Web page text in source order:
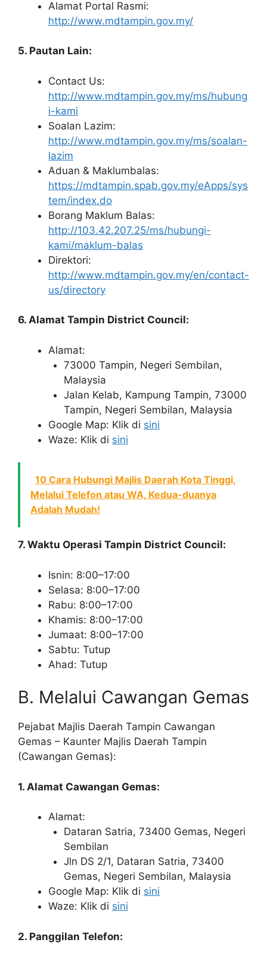
Alamat Portal Rasmi:
http://www.mdtampin.gov.my/
5. Pautan Lain:
Contact Us:
http://www.mdtampin.gov.my/ms/hubung
i-kami
Soalan Lazim:
http://www.mdtampin.gov.my/ms/soalan-
lazim
Aduan & Maklumbalas:
https://mdtampin.spab.gov.my/eApps/sys
tem/index.do
Borang Maklum Balas:
http://103.42.207.25/ms/hubungi-
kami/maklum-balas
Direktori:
http://www.mdtampin.gov.my/en/contact-
us/directory
6. Alamat Tampin District Council:
Alamat:
73000 Tampin, Negeri Sembilan,
Malaysia
Jalan Kelab, Kampung Tampin, 73000
Tampin, Negeri Sembilan, Malaysia
Google Map: Klik di sini
Waze: Klik di sini
10 Cara Hubungi Majlis Daerah Kota Tinggi,
Melalui Telefon atau WA, Kedua-duanya
Adalah Mudah!
7. Waktu Operasi Tampin District Council:
Isnin: 8:00–17:00
Selasa: 8:00–17:00
Rabu: 8:00–17:00
Khamis: 8:00–17:00
Jumaat: 8:00–17:00
Sabtu: Tutup
Ahad: Tutup
B. Melalui Cawangan Gemas
Pejabat Majlis Daerah Tampin Cawangan
Gemas – Kaunter Majlis Daerah Tampin
(Cawangan Gemas):
1. Alamat Cawangan Gemas:
Alamat:
Dataran Satria, 73400 Gemas, Negeri
Sembilan
Jln DS 2/1, Dataran Satria, 73400
Gemas, Negeri Sembilan, Malaysia
Google Map: Klik di sini
Waze: Klik di sini
2. Panggilan Telefon: